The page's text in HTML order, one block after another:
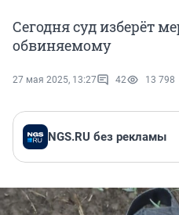
Сегодня суд изберёт
обвиняемому
27 мая 2025, 13:27 42 13 798
NGS.RU без рекламы